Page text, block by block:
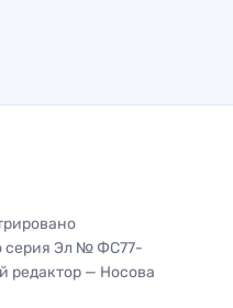
серия Эл № ФС77-
редактор — Носова